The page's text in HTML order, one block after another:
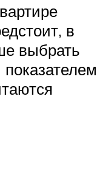
в
выбрать